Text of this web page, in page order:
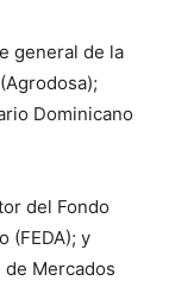
general de la
Dominicano
del Fondo
(FEDA); y
Mercados